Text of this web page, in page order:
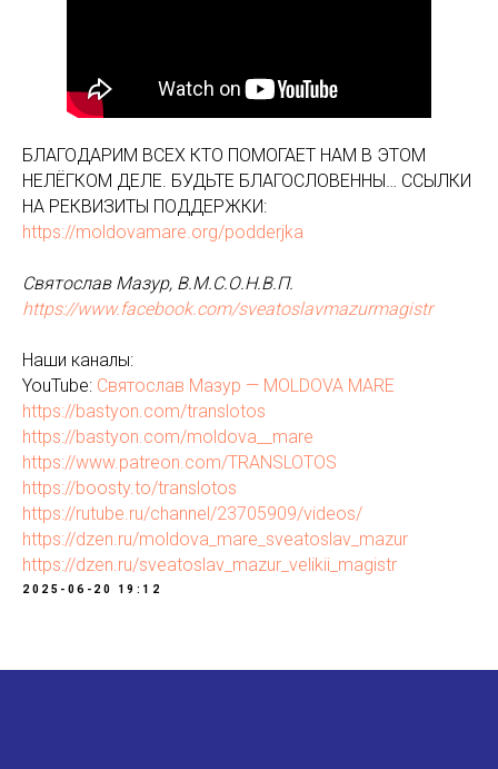
БЛАГОДАРИМ ВСЕХ КТО ПОМОГАЕТ НАМ В ЭТОМ
НЕЛЁГКОМ ДЕЛЕ. БУДЬТЕ БЛАГОСЛОВЕННЫ… ССЫЛКИ
НА РЕКВИЗИТЫ ПОДДЕРЖКИ:
https://moldovamare.org/podderjka
Святослав Мазур, В.М.С.О.Н.В.П.
https://www.facebook.com/sveatoslavmazurmagistr
Наши каналы:
YouTube: Святослав Мазур — MOLDOVA MARE
https://bastyon.com/translotos
https://bastyon.com/moldova__mare
https://www.patreon.com/TRANSLOTOS
https://boosty.to/translotos
https://rutube.ru/channel/23705909/videos/
https://dzen.ru/moldova_mare_sveatoslav_mazur
https://dzen.ru/sveatoslav_mazur_velikii_magistr
2025-06-20 19:12